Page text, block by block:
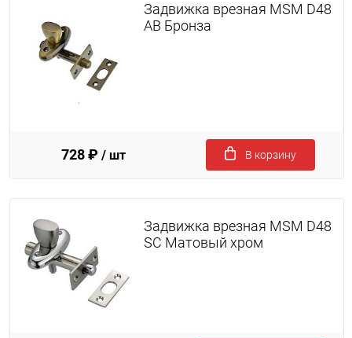
Задвижка врезная MSM D48
AB Бронза
728 ₽ / шт В корзину
Задвижка врезная MSM D48
SC Матовый хром